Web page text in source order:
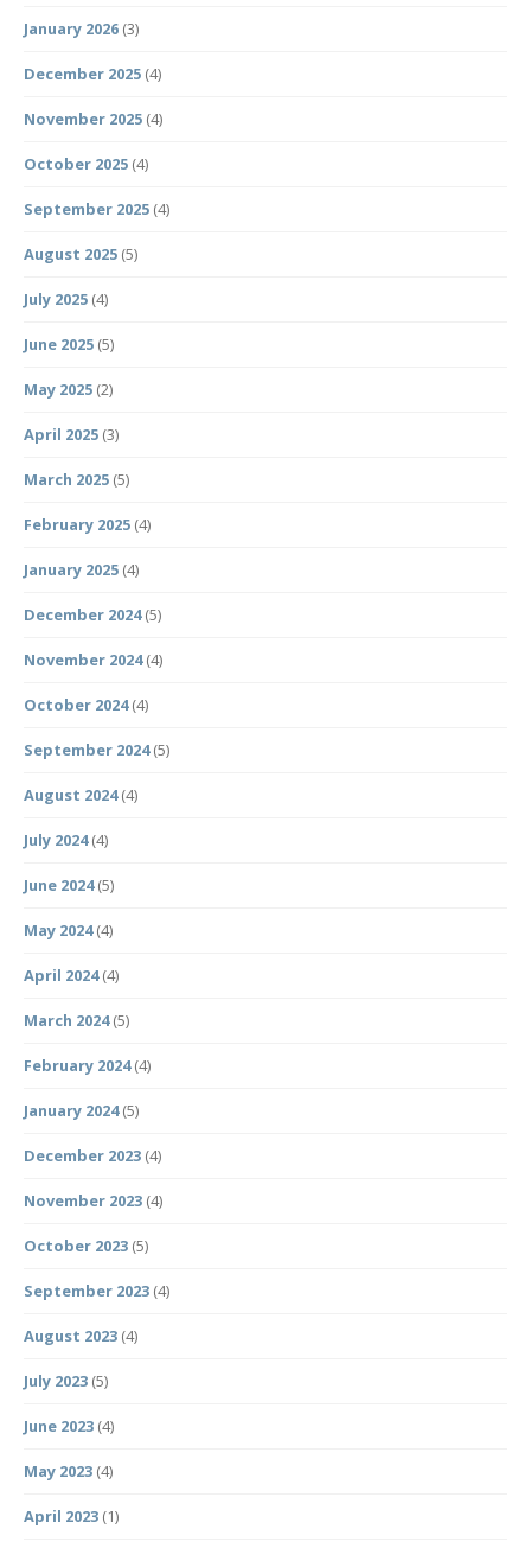
January 2026 (3)
December 2025 (4)
November 2025 (4)
October 2025 (4)
September 2025 (4)
August 2025 (5)
July 2025 (4)
June 2025 (5)
May 2025 (2)
April 2025 (3)
March 2025 (5)
February 2025 (4)
January 2025 (4)
December 2024(5)
November 2024(4)
October 2024(4)
September 2024(5)
August 2024(4)
July 2024(4)
June 2024(5)
May 2024(4)
April 2024(4)
March 2024(5)
February 2024(4)
January 2024(5)
December 2023 (4)
November 2023 (4)
October 2023 (5)
September 2023 (4)
August 2023 (4)
July 2023 (5)
June 2023 (4)
May 2023 (4)
April 2023 (1)